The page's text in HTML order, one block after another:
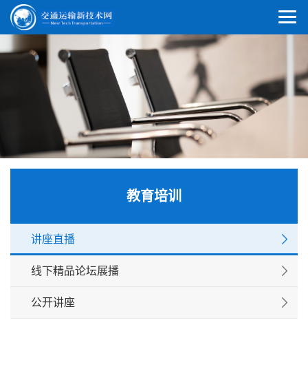
教育培训
讲座直播
线下精品论坛展播
公开讲座